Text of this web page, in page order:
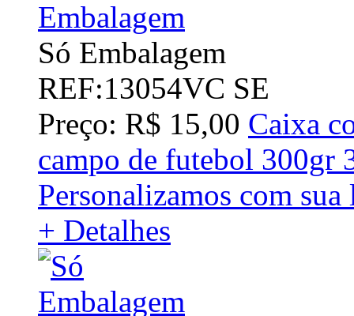
Só Embalagem
REF:13054VC SE
Preço: R$ 15,00 Caixa
campo de futebol 300gr
Personalizamos com
+ Detalhes